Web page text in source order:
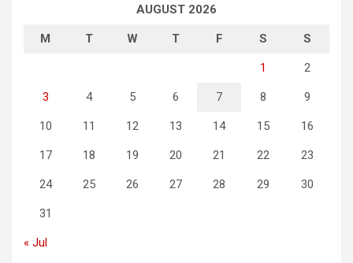
AUGUST 2026
M T W T F S S
1 2
3 4 5 6 7 8 9
10 11 12 13 14 15 16
17 18 19 20 21 22 23
24 25 26 27 28 29 30
31
« Jul